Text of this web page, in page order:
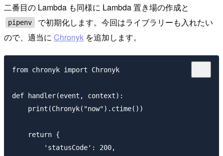
二番目の Lambda も同様に Lambda 置き場の作成と
pipenv
で初期化します。今回はライブラリーも入れたい
ので、適当に Chronyk を追加します。
from chronyk import Chronyk
def handler(event, context):
    print(Chronyk("now").ctime())
    return {
        'statusCode': 200,